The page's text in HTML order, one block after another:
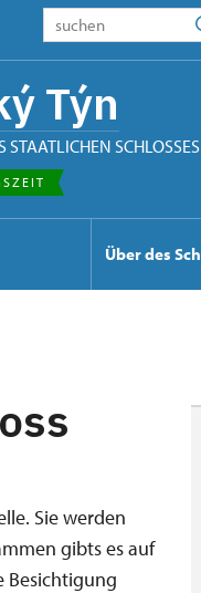
Týn
STAATLICHEN SCHLOSSES
Über des
Sie werden
gibts es auf
Besichtigung